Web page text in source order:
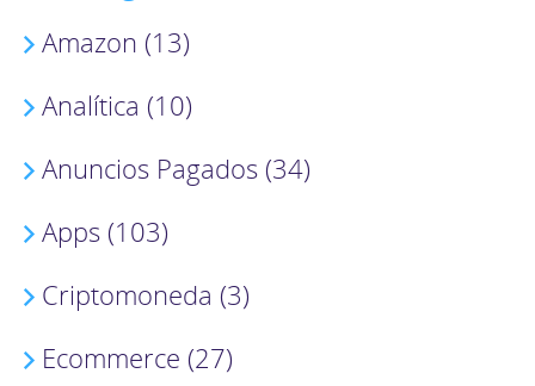
Amazon (13)
Analítica (10)
Anuncios Pagados (34)
Apps (103)
Criptomoneda (3)
Ecommerce (27)